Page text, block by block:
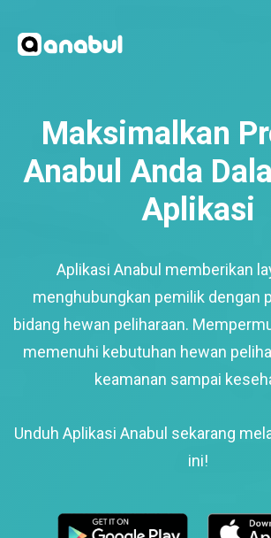
Maksimalkan
Anabul Anda
Aplikasi
Aplikasi Anabul memberikan
menghubungkan pemilik dengan
bidang hewan peliharaan.
memenuhi kebutuhan hewan
keamanan sampai
Unduh Aplikasi Anabul sekarang
ini!